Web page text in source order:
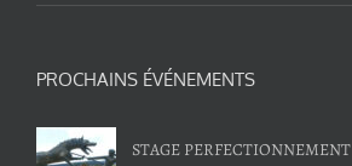
PROCHAINS ÉVÉNEMENTS
STAGE PERFECTIONNEMENT